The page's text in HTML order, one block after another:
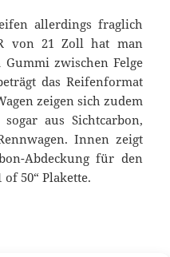
allerdings fraglich
von 21 Zoll hat man
zwischen Felge
das Reifenformat
zeigen sich zudem
aus Sichtcarbon,
Innen zeigt
Abdeckung für den
50“ Plakette.